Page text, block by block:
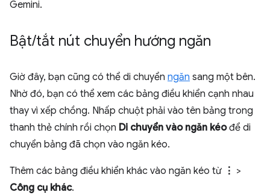
Gemini.
Bật/tắt nút chuyển hướng ngăn
Giờ đây, bạn cũng có thể di chuyển ngăn sang một bên.
Nhờ đó, bạn có thể xem các bảng điều khiển cạnh nhau
thay vì xếp chồng. Nhấp chuột phải vào tên bảng trong
thanh thẻ chính rồi chọn Di chuyển vào ngăn kéođể di
chuyển bảng đã chọn vào ngăn kéo.
Thêm các bảng điều khiển khác vào ngăn kéo từ ⋮ >
Công cụ khác.